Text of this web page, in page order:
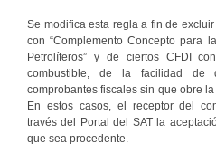
Se modifica esta regla a fin de
con “Complemento Concepto para
Petrolíferos” y de ciertos CFDI
combustible, de la facilidad de
comprobantes fiscales sin que obre
En estos casos, el receptor del
través del Portal del SAT la
que sea procedente.